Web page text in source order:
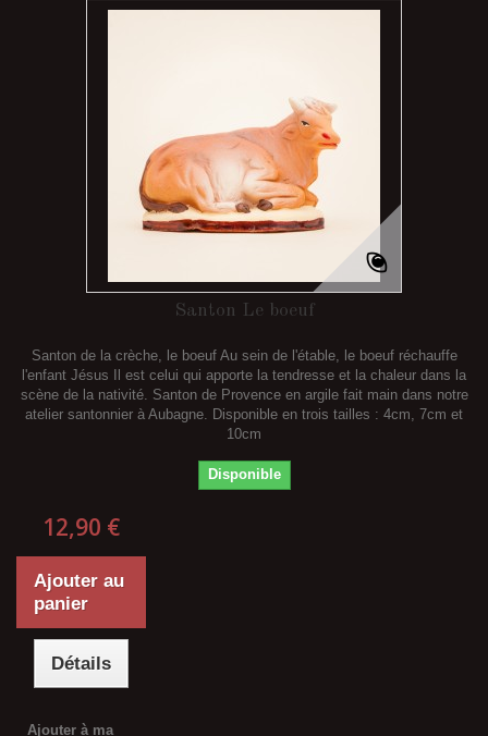
Santon Le boeuf
Santon de la crèche, le boeuf Au sein de l'étable, le boeuf réchauffe
l'enfant Jésus Il est celui qui apporte la tendresse et la chaleur dans la
scène de la nativité. Santon de Provence en argile fait main dans notre
atelier santonnier à Aubagne. Disponible en trois tailles : 4cm, 7cm et
10cm
Disponible
12,90 €
Ajouter au
panier
Détails
Ajouter à ma